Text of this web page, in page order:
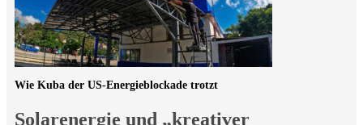
Solarenergie und „kreativer
Wie Kuba der US-Energieblockade trotzt